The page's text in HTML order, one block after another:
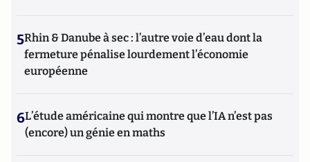
5Rhin & Danube à sec : l’autre voie d’eau dont la
fermeture pénalise lourdement l’économie
européenne
6L’étude américaine qui montre que l’IA n’est pas
(encore) un génie en maths